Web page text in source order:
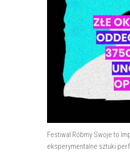
Festiwal Róbmy Swoje to
eksperymentalne sztuki